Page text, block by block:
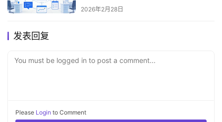
2026年2月28日
发表回复
You must be logged in to post a comment...
Please Login to Comment